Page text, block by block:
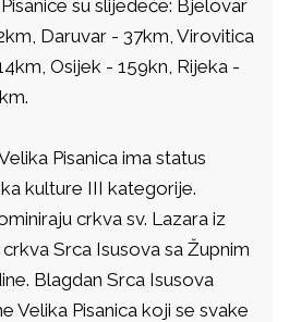
su slijedeće: Bjelovar
Daruvar - 37km, Virovitica
Osijek - 159kn, Rijeka -
Pisanica ima status
kulture III kategorije.
crkva sv. Lazara iz
Srca Isusova sa Župnim
Blagdan Srca Isusova
Velika Pisanica koji se svake